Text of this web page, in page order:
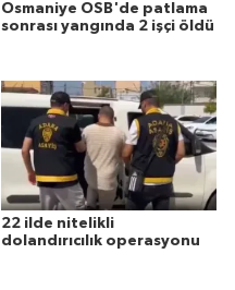
Osmaniye OSB'de patlama
sonrası yangında 2 işçi öldü
22 ilde nitelikli
dolandırıcılık operasyonu